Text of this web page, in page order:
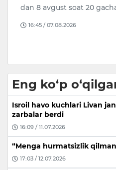
dan 8 avgust soat 20
16:45 / 07.08.2026
Eng ko‘p
Isroil havo kuchlari Livan
zarbalar berdi
16:09 / 11.07.2026
“Menga hurmatsizlik
17:03 / 12.07.2026